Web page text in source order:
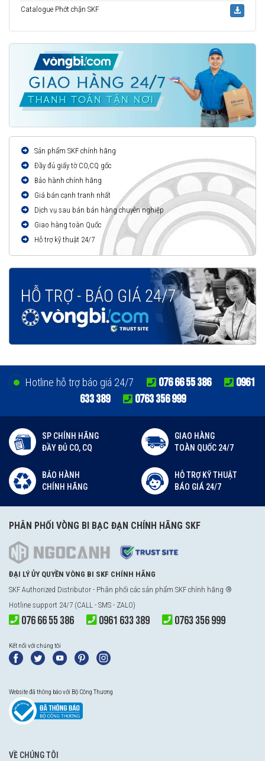
Catalogue Phớt chặn SKF
Sản phẩm SKF chính hãng
Đầy đủ giấy tờ CO,CQ gốc
Bảo hành chính hãng
Giá bán cạnh tranh nhất
Dịch vụ sau bán bán hàng chuyên nghiệp
Giao hàng toàn Quốc
Hỗ trợ kỹ thuật 24/7
Hotline hỗ trợ báo giá 24/7 076 66 55 386
0961
633 389
0763 356 999
SP CHÍNH HÃNG
ĐẦY ĐỦ CO, CQ
GIAO HÀNG
TOÀN QUỐC 24/7
BẢO HÀNH
CHÍNH HÃNG
HỖ TRỢ KỸ THUẬT
BÁO GIÁ 24/7
PHÂN PHỐI VÒNG BI BẠC ĐẠN CHÍNH HÃNG SKF
ĐẠI LÝ ỦY QUYỀN VÒNG BI SKF CHÍNH HÃNG
SKF Authorized Distributor - Phân phối các sản phẩm SKF chính hãng ®
Hotline support 24/7 (CALL - SMS - ZALO)
076 66 55 386 0961 633 389 0763 356 999
Kết nối với chúng tôi
Website đã thông báo với Bộ Công Thương
VỀ CHÚNG TÔI